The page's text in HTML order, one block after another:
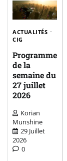
ACTUALITÉS
CIG
Programme
de la
semaine du
27 juillet
2026
Korian
Munshine
29 Juillet
2026
0